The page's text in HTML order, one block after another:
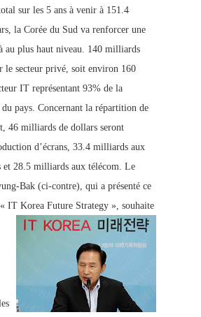
sur les 5 ans à venir à 151.4
la Corée du Sud va renforcer une
au plus haut niveau. 140 milliards
le secteur privé, soit environ 160
IT représentant 93% de la
pays. Concernant la répartition de
46 milliards de dollars seront
d’écrans, 33.4 milliards aux
et 28.5 milliards aux télécom. Le
Bak (ci-contre), qui a présenté ce
IT Korea Future Strategy », souhaite